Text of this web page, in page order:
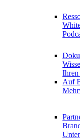
Auf